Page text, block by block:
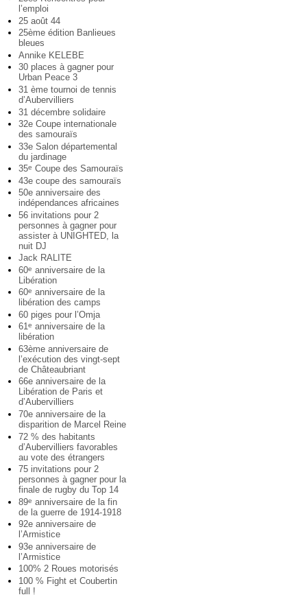
l’emploi
25 août 44
25ème édition Banlieues
bleues
Annike KELEBE
30 places à gagner pour
Urban Peace 3
31 ème tournoi de tennis
d’Aubervilliers
31 décembre solidaire
32e Coupe internationale
des samouraïs
33e Salon départemental
du jardinage
35e Coupe des Samouraïs
43e coupe des samouraïs
50e anniversaire des
indépendances africaines
56 invitations pour 2
personnes à gagner pour
assister à UNIGHTED, la
nuit DJ
Jack RALITE
60e anniversaire de la
Libération
60e anniversaire de la
libération des camps
60 piges pour l’Omja
61e anniversaire de la
libération
63ème anniversaire de
l’exécution des vingt-sept
de Châteaubriant
66e anniversaire de la
Libération de Paris et
d’Aubervilliers
70e anniversaire de la
disparition de Marcel Reine
72 % des habitants
d’Aubervilliers favorables
au vote des étrangers
75 invitations pour 2
personnes à gagner pour la
finale de rugby du Top 14
89e anniversaire de la fin
de la guerre de 1914-1918
92e anniversaire de
l’Armistice
93e anniversaire de
l’Armistice
100% 2 Roues motorisés
100 % Fight et Coubertin
full !